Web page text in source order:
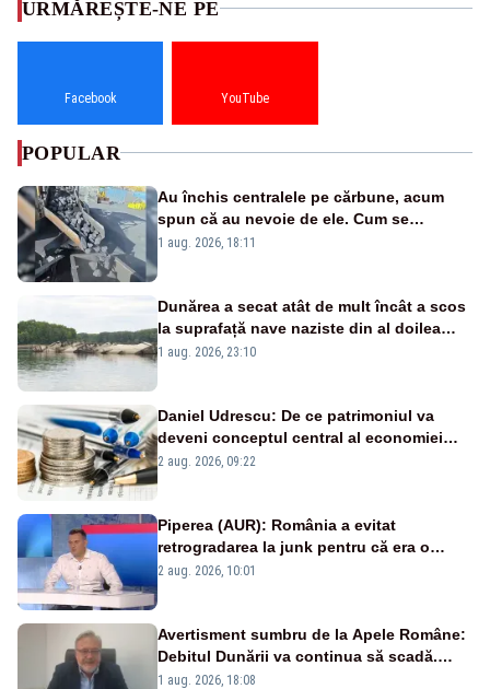
URMĂREȘTE-NE PE
Facebook YouTube
POPULAR
Au închis centralele pe cărbune, acum
spun că au nevoie de ele. Cum se
pasează vina în plină criză energetică
1 aug. 2026, 18:11
Dunărea a secat atât de mult încât a scos
la suprafață nave naziste din al doilea
război mondial
1 aug. 2026, 23:10
Daniel Udrescu: De ce patrimoniul va
deveni conceptul central al economiei
viitoare?
2 aug. 2026, 09:22
Piperea (AUR): România a evitat
retrogradarea la junk pentru că era o
catastrofă pentru bănci și fondurile de
2 aug. 2026, 10:01
Avertisment sumbru de la Apele Române:
Debitul Dunării va continua să scadă.
Cernavodă s-ar putea închide în 4 zile
1 aug. 2026, 18:08